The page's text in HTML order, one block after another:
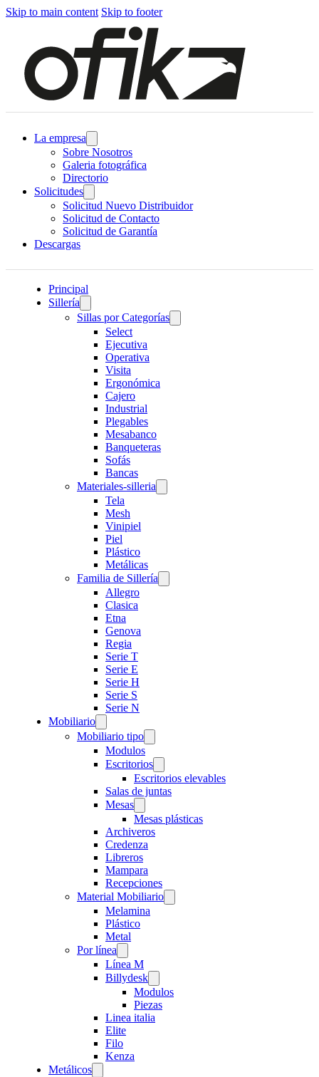
Skip to main content Skip to footer
La empresa
Sobre Nosotros
Galeria fotográfica
Directorio
Solicitudes
Solicitud Nuevo Distribuidor
Solicitud de Contacto
Solicitud de Garantía
Descargas
Principal
Sillería
Sillas por Categorías
Select
Ejecutiva
Operativa
Visita
Ergonómica
Cajero
Industrial
Plegables
Mesabanco
Banqueteras
Sofás
Bancas
Materiales-silleria
Tela
Mesh
Vinipiel
Piel
Plástico
Metálicas
Familia de Sillería
Allegro
Clasica
Etna
Genova
Regia
Serie T
Serie E
Serie H
Serie S
Serie N
Mobiliario
Mobiliario tipo
Modulos
Escritorios
Escritorios elevables
Salas de juntas
Mesas
Mesas plásticas
Archiveros
Credenza
Libreros
Mampara
Recepciones
Material Mobiliario
Melamina
Plástico
Metal
Por línea
Línea M
Billydesk
Modulos
Piezas
Linea italia
Elite
Filo
Kenza
Metálicos